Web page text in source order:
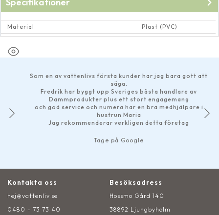
Specifikationer
Material
Plast (PVC)
Som en av vattenlivs första kunderhar jag bara gott att
säga.
Fredrik har byggt upp Sveriges bästa handlare av
Dammprodukter plus ett stort engagemang
och god serviceoch numera har en bra medhjälpare i
hustrun Maria
Jag rekommenderar verkligen detta företag
Tage på Google
Kontakta oss
hej@vattenliv.se
0480 - 73 73 40
Besöksadress
Hossmo Gård 140
38892 Ljungbyholm